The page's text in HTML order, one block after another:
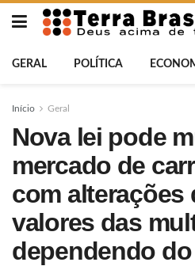
GERAL POLÍTICA
Início Geral
Nova lei pode
mercado de
com alterações
valores das
dependendo